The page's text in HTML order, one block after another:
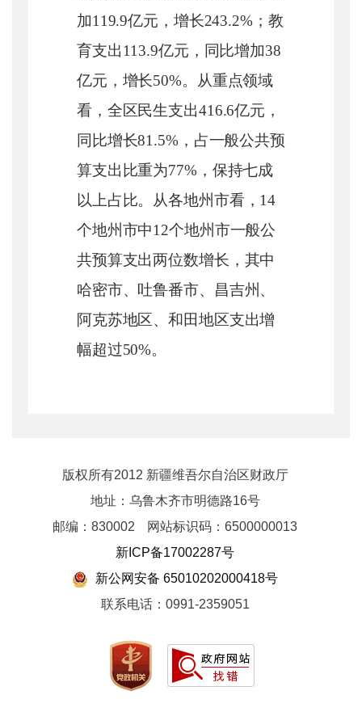
加119.9亿元，增长243.2%；教
育支出113.9亿元，同比增加38
亿元，增长50%。从重点领域
看，全区民生支出416.6亿元，
同比增长81.5%，占一般公共预
算支出比重为77%，保持七成
以上占比。从各地州市看，14
个地州市中12个地州市一般公
共预算支出两位数增长，其中
哈密市、吐鲁番市、昌吉州、
阿克苏地区、和田地区支出增
幅超过50%。
版权所有2012 新疆维吾尔自治区财政厅
地址：乌鲁木齐市明德路16号
邮编：830002
网站标识码：6500000013
新ICP备17002287号
新公网安备 65010202000418号
联系电话：0991-2359051